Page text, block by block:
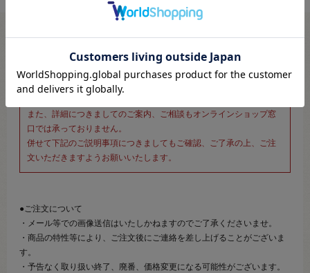
こちらのページは、店頭にてあらかじめ商品詳細および商品コード
をご確認いただいた上でご注文いただけるページです。
また、詳細につきましてのご案内、ご相談もオンラインショップ窓
口では承っておりません。
併せて下記のご説明事項につきましてもご確認、ご了承の上、ご注
文いただきますようお願いいたします。
●ご注文について
・メール等での画像送信はいたしかねますのでご了承くださいませ。
・商品の特性等により、ご注文後にご連絡を差し上げることがございま
す。
・予告なく取り扱い終了、廃番、価格変更になる可能性がございます。